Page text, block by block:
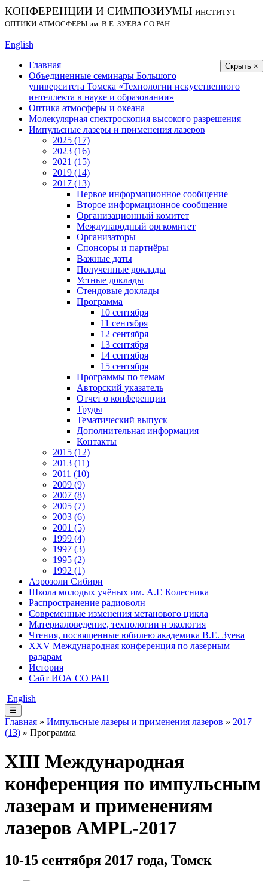
КОНФЕРЕНЦИИ И СИМПОЗИУМЫ ИНСТИТУТ
ОПТИКИ АТМОСФЕРЫ им. В.Е. ЗУЕВА СО РАН
English
Скрыть ×
Главная
Объединенные семинары Большого
университета Томска «Технологии искусственного
интеллекта в науке и образовании»
Оптика атмосферы и океана
Молекулярная спектроскопия высокого разрешения
Импульсные лазеры и применения лазеров
2025 (17)
2023 (16)
2021 (15)
2019 (14)
2017 (13)
Первое информационное сообщение
Второе информационное сообщение
Организационный комитет
Международный оргкомитет
Организаторы
Спонсоры и партнёры
Важные даты
Полученные доклады
Устные доклады
Стендовые доклады
Программа
10 сентября
11 сентября
12 сентября
13 сентября
14 сентября
15 сентября
Программы по темам
Авторский указатель
Отчет о конференции
Труды
Тематический выпуск
Дополнительная информация
Контакты
2015 (12)
2013 (11)
2011 (10)
2009 (9)
2007 (8)
2005 (7)
2003 (6)
2001 (5)
1999 (4)
1997 (3)
1995 (2)
1992 (1)
Аэрозоли Сибири
Школа молодых учёных им. А.Г. Колесника
Распространение радиоволн
Современные изменения метанового цикла
Материаловедение, технологии и экология
Чтения, посвященные юбилею академика В.Е. Зуева
XXV Международная конференция по лазерным
радарам
История
Сайт ИОА СО РАН
English
☰
Главная » Импульсные лазеры и применения лазеров » 2017
(13) » Программа
XIII Международная
конференция по импульсным
лазерам и применениям
лазеров AMPL-2017
10-15 сентября 2017 года, Томск